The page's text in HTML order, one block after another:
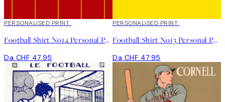
PERSONALISED PRINT
Football Shirt No14 Personal Poster
Da CHF 47.95
PERSONALISED PRINT
Football Shirt No13 Personal Poster
Da CHF 47.95